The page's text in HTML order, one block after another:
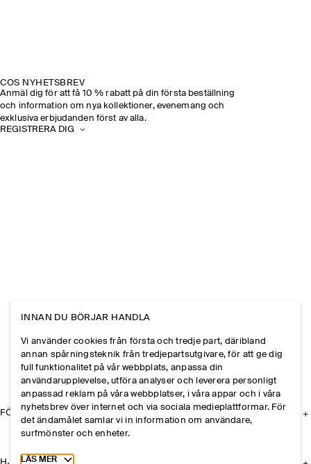
COS NYHETSBREV
Anmäl dig för att få 10 % rabatt på din första beställning
och information om nya kollektioner, evenemang och
exklusiva erbjudanden först av alla.
REGISTRERA DIG
FÖRETAGET
INNAN DU BÖRJAR HANDLA
Vi använder cookies från första och tredje part, däribland
annan spårningsteknik från tredjepartsutgivare, för att ge dig
full funktionalitet på vår webbplats, anpassa din
användarupplevelse, utföra analyser och leverera personligt
anpassad reklam på våra webbplatser, i våra appar och i våra
nyhetsbrev över internet och via sociala medieplattformar. För
det ändamålet samlar vi in information om användare,
surfmönster och enheter.
Toggle more cookie information
LÄS MER